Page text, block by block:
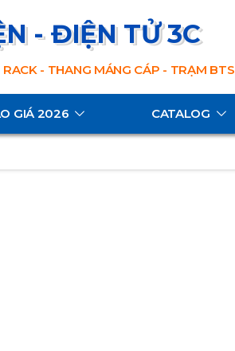
- ĐIỆN TỬ 3C
- THANG MÁNG CÁP - TRẠM BTS
GIÁ 2026 CATALOG